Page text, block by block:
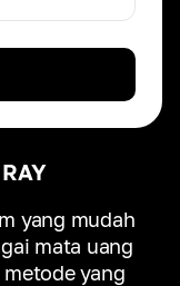
yang mudah
mata uang
yang